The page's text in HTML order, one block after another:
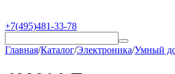
+7(495)481-33-78
Главная/Каталог/Электроника/Умный